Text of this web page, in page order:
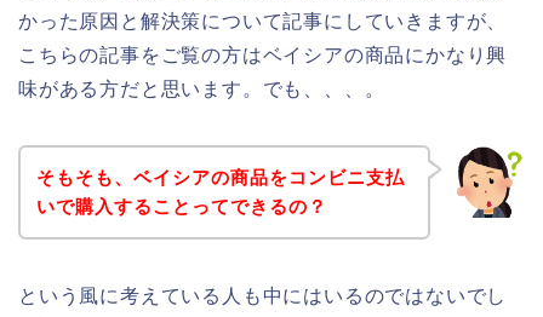
かった原因と解決策について記事にしていきますが、
こちらの記事をご覧の方はベイシアの商品にかなり興
味がある方だと思います。でも、、、。
そもそも、ベイシアの商品をコンビニ支払
いで購入することってできるの？
という風に考えている人も中にはいるのではないでし